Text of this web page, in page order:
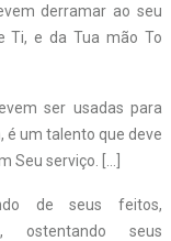
derramar ao seu
Ti, e da Tua mão To
ser usadas para
é um talento que deve
Seu serviço. […]
de seus feitos,
ostentando seus